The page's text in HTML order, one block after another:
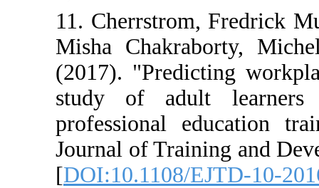
11.
Misha
(2017).
study of
professional
Journal of
[DOI:10.1108/